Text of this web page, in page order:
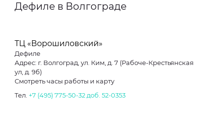
Дефиле в Волгограде
ТЦ «Ворошиловский»
Дефиле
Адрес: г. Волгоград, ул. Ким, д. 7 (Рабоче-Крестьянская
ул, д. 9б)
Смотреть часы работы и карту
Тел. +7 (495) 775-50-32 доб. 52-0353